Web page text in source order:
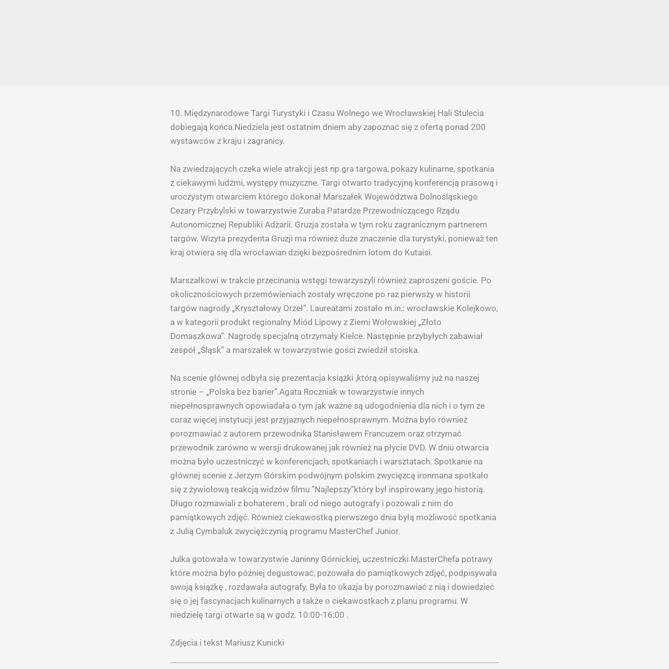
10. Międzynarodowe Targi Turystyki i Czasu Wolnego we Wrocławskiej Hali Stulecia
dobiegają końca.Niedziela jest ostatnim dniem aby zapoznać się z ofertą ponad 200
wystawców z kraju i zagranicy.
Na zwiedzających czeka wiele atrakcji jest np.gra targowa, pokazy kulinarne, spotkania
z ciekawymi ludźmi, występy muzyczne. Targi otwarto tradycyjną konferencją prasową i
uroczystym otwarciem którego dokonał Marszałek Województwa Dolnośląskiego
Cezary Przybylski w towarzystwie Zuraba Patardze Przewodniczącego Rządu
Autonomicznej Republiki Adżarii. Gruzja została w tym roku zagranicznym partnerem
targów. Wizyta prezydenta Gruzji ma również duże znaczenie dla turystyki, ponieważ ten
kraj otwiera się dla wrocławian dzięki bezpośrednim lotom do Kutaisi.
Marszałkowi w trakcie przecinania wstęgi towarzyszyli również zaproszeni goście. Po
okolicznościowych przemówieniach zostały wręczone po raz pierwszy w historii
targów nagrody „Kryształowy Orzeł”. Laureatami zostało m.in.: wrocławskie Kolejkowo,
a w kategorii produkt regionalny Miód Lipowy z Ziemi Wołowskiej „Złoto
Domaszkowa”. Nagrodę specjalną otrzymały Kielce. Następnie przybyłych zabawiał
zespół „Śląsk” a marszałek w towarzystwie gości zwiedził stoiska.
Na scenie głównej odbyła się prezentacja książki ,którą opisywaliśmy już na naszej
stronie – „Polska bez barier”.Agata Roczniak w towarzystwie innych
niepełnosprawnych opowiadała o tym jak ważne są udogodnienia dla nich i o tym ze
coraz więcej instytucji jest przyjaznych niepełnosprawnym. Można było również
porozmawiać z autorem przewodnika Stanisławem Francuzem oraz otrzymać
przewodnik zarówno w wersji drukowanej jak również na płycie DVD. W dniu otwarcia
można było uczestniczyć w konferencjach, spotkaniach i warsztatach. Spotkanie na
głównej scenie z Jerzym Górskim podwójnym polskim zwycięzcą ironmana spotkało
się z żywiołową reakcją widzów filmu ”Najlepszy”który był inspirowany jego historią.
Długo rozmawiali z bohaterem , brali od niego autografy i pozowali z nim do
pamiątkowych zdjęć. Również ciekawostką pierwszego dnia byłą możliwość spotkania
z Julią Cymbaluk zwyciężczynią programu MasterChef Junior.
Julka gotowała w towarzystwie Janinny Górnickiej, uczestniczki MasterChefa potrawy
które można było później degustować, pozowała do pamiątkowych zdjęć, podpisywała
swoją książkę , rozdawała autografy. Była to okazja by porozmawiać z nią i dowiedzieć
się o jej fascynacjach kulinarnych a także o ciekawostkach z planu programu. W
niedzielę targi otwarte są w godz. 10:00-16:00 .
Zdjęcia i tekst Mariusz Kunicki